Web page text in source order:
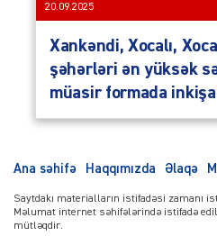
20.09.2025
Xankəndi, Xocalı,
şəhərləri ən yüksək
müasir formada
Ana səhifə Haqqımızda Əlaqə
Saytdakı materialların istifadəsi zamanı
Məlumat internet səhifələrində istifadə
mütləqdir.